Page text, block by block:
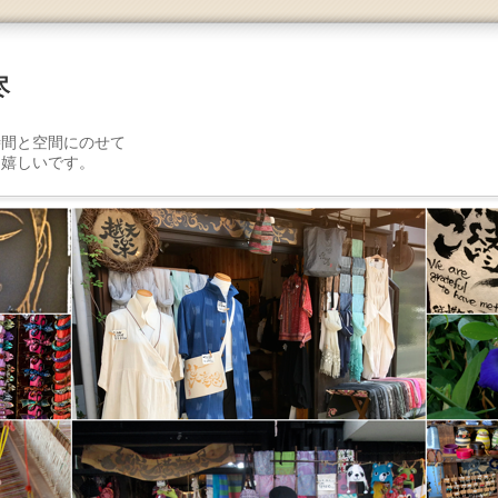
と空間にのせて
しいです。